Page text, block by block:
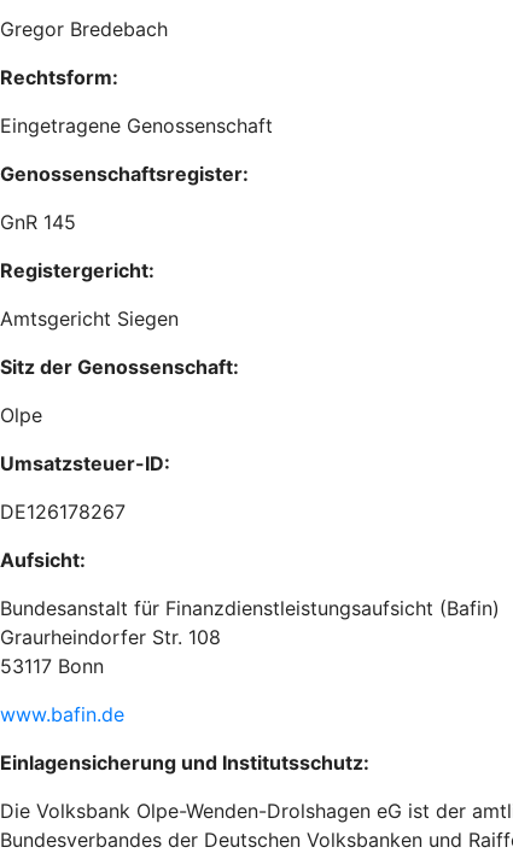
Gregor Bredebach
Rechtsform:
Eingetragene Genossenschaft
Genossenschaftsregister:
GnR 145
Registergericht:
Amtsgericht Siegen
Sitz der Genossenschaft:
Olpe
Umsatzsteuer-ID:
DE126178267
Aufsicht:
Bundesanstalt für Finanzdienstleistungsaufsicht (Bafin)
Graurheindorfer Str. 108
53117 Bonn
www.bafin.de
Einlagensicherung und Institutsschutz:
Die Volksbank Olpe-Wenden-Drolshagen eG ist der
Bundesverbandes der Deutschen Volksbanken und